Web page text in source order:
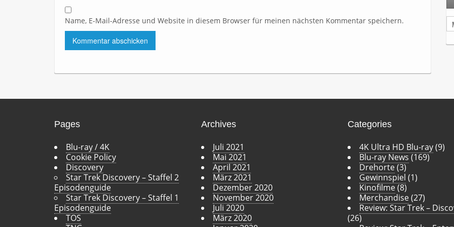
Name, E-Mail-Adresse und Website in diesem Browser für meinen nächsten Kommentar speichern.
r
c
Pages
Blu-ray / 4K
Cookie Policy
Discovery
Star Trek Discovery – Staffel 2
Episodenguide
Star Trek Discovery – Staffel 1
Episodenguide
TOS
Archives
Juli 2021
Mai 2021
April 2021
März 2021
Dezember 2020
November 2020
Juli 2020
März 2020
Categories
4K Ultra HD Blu-ray(9)
Blu-ray News (169)
Drehorte(3)
Gewinnspiel (1)
Kinofilme(8)
Merchandise(27)
Review: Star Trek –
(26)